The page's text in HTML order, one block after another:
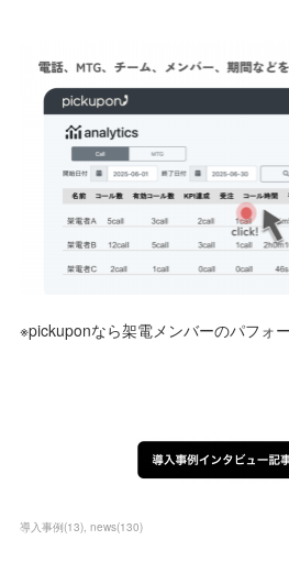
※pickuponなら架電メンバーのパフォ
導入事例(13) news(130)